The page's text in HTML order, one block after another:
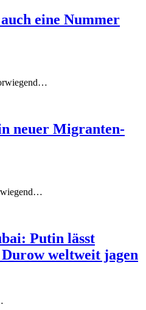
eine Nummer
neuer Migranten-
Putin lässt
weltweit jagen